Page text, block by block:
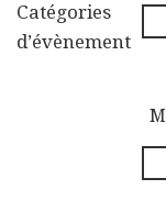
Catégories
d’évènement